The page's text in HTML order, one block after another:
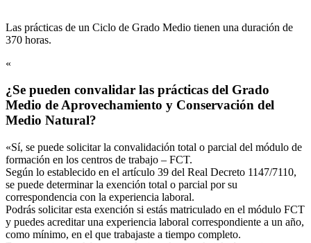
Las prácticas de un Ciclo de Grado Medio tienen una duración de
370 horas.
«
¿Se pueden convalidar las prácticas del Grado
Medio de Aprovechamiento y Conservación del
Medio Natural?
«Sí, se puede solicitar la convalidación total o parcial del módulo de
formación en los centros de trabajo – FCT.
Según lo establecido en el artículo 39 del Real Decreto 1147/7110,
se puede determinar la exención total o parcial por su
correspondencia con la experiencia laboral.
Podrás solicitar esta exención si estás matriculado en el módulo FCT
y puedes acreditar una experiencia laboral correspondiente a un año,
como mínimo, en el que trabajaste a tiempo completo.